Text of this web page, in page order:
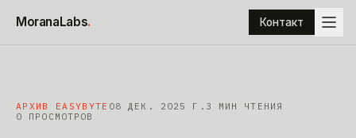
MoranaLabs. Контакт
АРХИВ EASYBYTE 08 ДЕК. 2025 Г. 3
МИН ЧТЕНИЯ
0 ПРОСМОТРОВ